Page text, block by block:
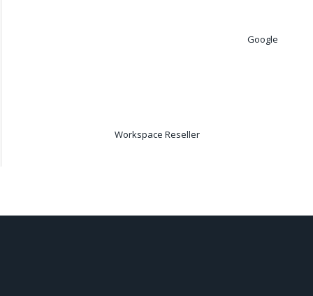
Google
Workspace Reseller